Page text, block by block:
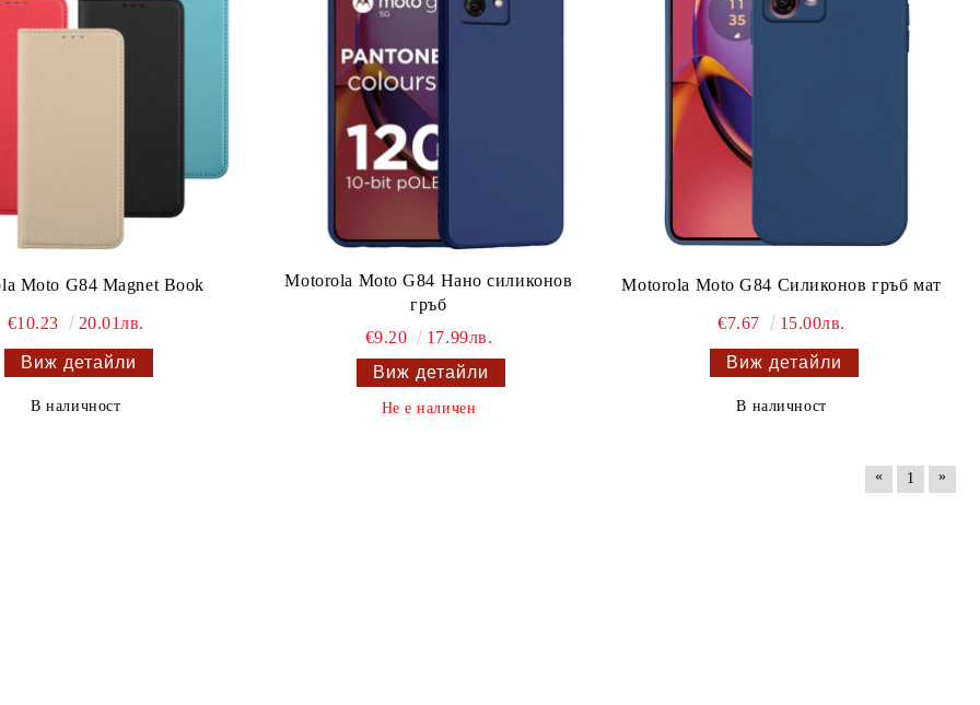
Moto G84 Magnet Book
€10.23 20.01лв.
Виж детайли
В наличност
Motorola Moto G84 Нано силиконов
гръб
€9.20
17.99лв.
Виж детайли
Не е наличен
Motorola Moto G84 Силиконов гръб мат
€7.67 15.00лв.
Виж детайли
В наличност
« 1 »